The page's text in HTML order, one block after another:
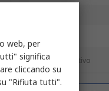
*prezzo indicativo
web, per
significa
cliccando su
"Rifiuta tutti".